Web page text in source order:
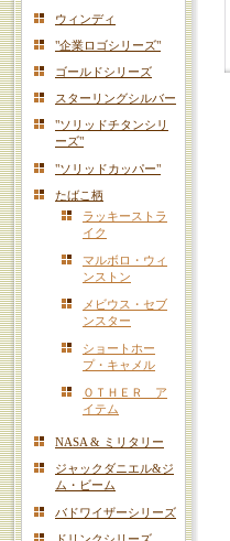
ウィンディ
"企業ロゴシリーズ"
ゴールドシリーズ
スターリングシルバー
"ソリッドチタンシリ
ーズ"
"ソリッドカッパー"
たばこ柄
ラッキーストラ
イク
マルボロ・ウィ
ンストン
メビウス・セブ
ンスター
ショートホー
プ・キャメル
ＯＴＨＥＲ ア
イテム
NASA & ミリタリー
ジャックダニエル&ジ
ム・ビーム
バドワイザーシリーズ